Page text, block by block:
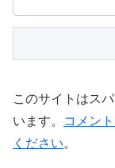
このサイトはス
います。
コメン
ください。